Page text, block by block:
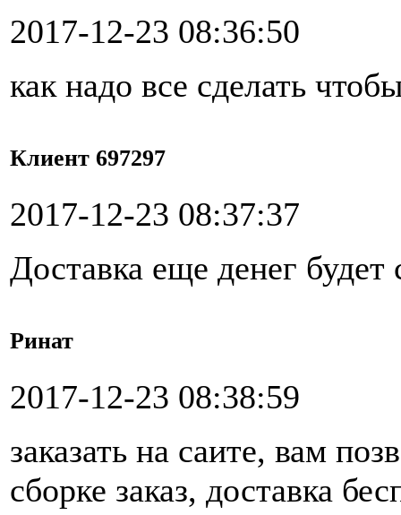
2017-12-23 08:36:50
как надо все сделать
Клиент 697297
2017-12-23 08:37:37
Доставка еще денег будет
Ринат
2017-12-23 08:38:59
заказать на саите, вам
сборке заказ, доставка